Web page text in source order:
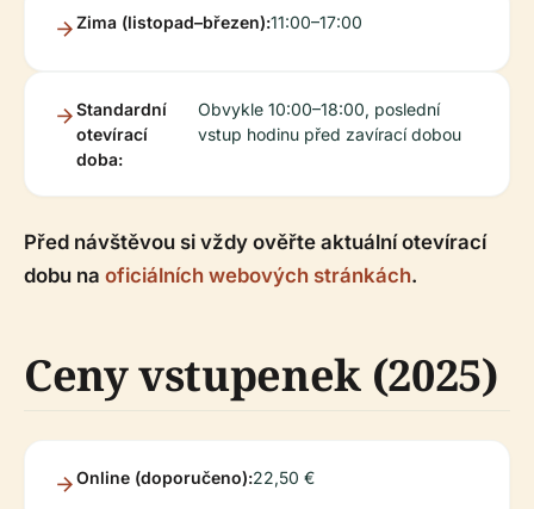
Zima (listopad–březen):11:00–17:00
Standardní
otevírací
doba:
Obvykle 10:00–18:00, poslední
vstup hodinu před zavírací dobou
Před návštěvou si vždy ověřte aktuální otevírací
dobu na oficiálních webových stránkách.
Ceny vstupenek (2025)
Online (doporučeno):22,50 €